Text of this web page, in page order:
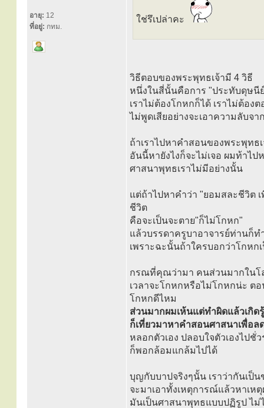
อายุ: 12
ที่อยู่: กทม.
ใช่รึเปล่าคะ
วิธีตอบของพระพุทธเจ้ามี 4 วิธี
หนึ่งในสี่นั้นคือการ "ประทับดุษนี
เราไม่ต้องโกหกก็ได้ เราไม่ต้องต
ไม่พูดเสียอย่างจะเอาความลับจา
ถ้าเราไปหาคำสอนของพระพุท
อันนี้หายังไงก็จะไม่เจอ ผมท้าไป
ศาสนาพุทธเราไม่มีอย่างนั้น
แต่ถ้าไปหาคำว่า "ยอมสละชีวิต
ชีวิต
คือจะเป็นจะตาย"ก็ไม่โกหก"
แล้วบรรดาครูบาอาจารย์ท่านก็ท
เพราะฉะนั้นถ้าใครบอกว่าโกห
กรณที่คุณว่ามา คนส่วนมากในโ
เวลาจะโกหกหรือไม่โกหกน่ะ ต
โกหกดีไหม
ส่วนมากผมเห้นแต่ทำผิดแล้วเกิ
ก็เที่ยวมาหาคำสอนศาสนาเพื่อ
หลอกตัวเอง ปลอบใจตัวเองไปชั่
ก็พอกล้อมแกล้มไปได้
บุญกับบาปจริงๆนั้น เราว่ากันเป็
จะมาเอาทั้งเหตุการณ์แล้วหาเ
มันเป็นศาสนาพุทธแบบปฏิรูป ไม่